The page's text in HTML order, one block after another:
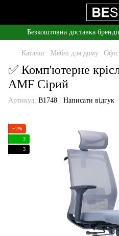
Безкоштовна доставка
Каталог Меблі для дому Офіс
✅ Комп'ютерне
AMF Сірий
Артикул: B1748 Написати відгук
−2%
3
3